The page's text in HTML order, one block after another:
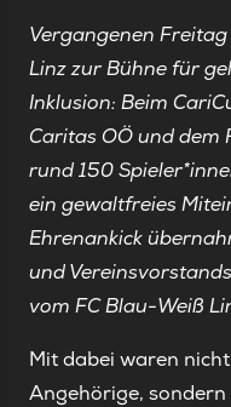
Vergangenen
Linz zur Bühne für
Inklusion: Beim
Caritas OÖ und dem
rund 150
ein gewaltfreies
Ehrenankick
und
vom FC Blau-Weiß
Mit dabei waren
Angehörige,